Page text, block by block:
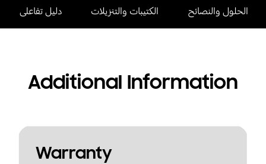
الحلول والنصائح الكتيبات والتنزيلات دليل تفاعلى
Additional Information
Warranty